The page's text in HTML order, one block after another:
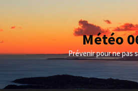
contenu
Météo
Prévenir pour ne pas